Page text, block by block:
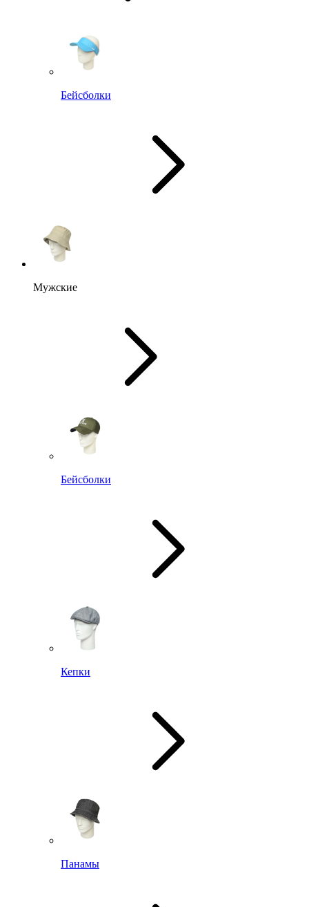
Бейсболки
Мужские
Бейсболки
Кепки
Панамы